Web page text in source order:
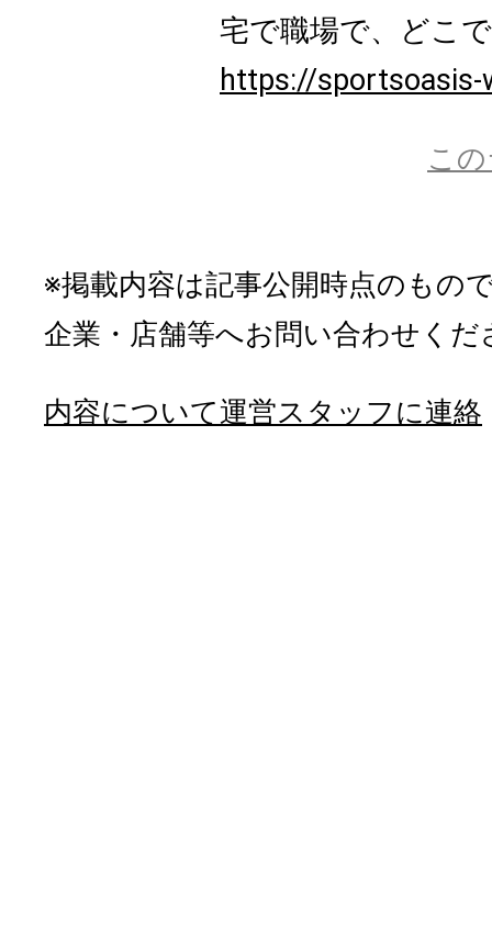
宅で職場で、どこ
https://sportsoasis-
こ
※掲載内容は記事公開時点のもの
企業・店舗等へお問い合わせくだ
内容について運営スタッフに連絡